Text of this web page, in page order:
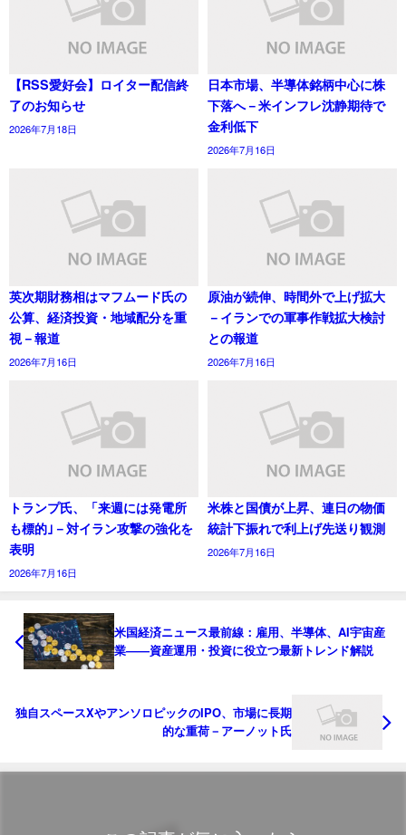
【RSS愛好会】ロイター配信終
了のお知らせ
2026年7月18日
日本市場、半導体銘柄中心に株
下落へ－米インフレ沈静期待で
金利低下
2026年7月16日
英次期財務相はマフムード氏の
公算、経済投資・地域配分を重
視－報道
2026年7月16日
原油が続伸、時間外で上げ拡大
－イランでの軍事作戦拡大検討
との報道
2026年7月16日
トランプ氏、「来週には発電所
も標的｣－対イラン攻撃の強化を
表明
2026年7月16日
米株と国債が上昇、連日の物価
統計下振れで利上げ先送り観測
2026年7月16日
米国経済ニュース最前線：雇用、半導体、AI宇宙産
業——資産運用・投資に役立つ最新トレンド解説
独自スペースXやアンソロピックのIPO、市場に長期
的な重荷－アーノット氏